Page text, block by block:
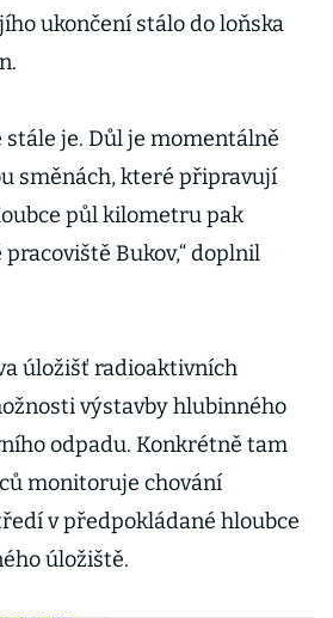
ukončení stálo do loňska
stále je. Důl je momentálně
směnách, které připravují
půl kilometru pak
Bukov,“ doplnil
úložišť radioaktivních
výstavby hlubinného
odpadu. Konkrétně tam
monitoruje chování
v předpokládané hloubce
úložiště.